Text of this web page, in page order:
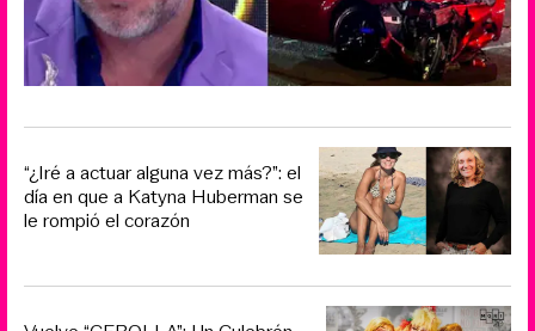
“¿Iré a actuar alguna vez más?”: el
día en que a Katyna Huberman se
le rompió el corazón